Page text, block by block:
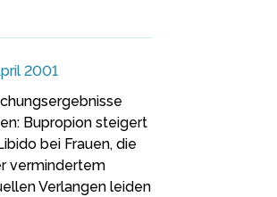
2001
Bupropion steigert
bei Frauen, die
vermindertem
Verlangen leiden